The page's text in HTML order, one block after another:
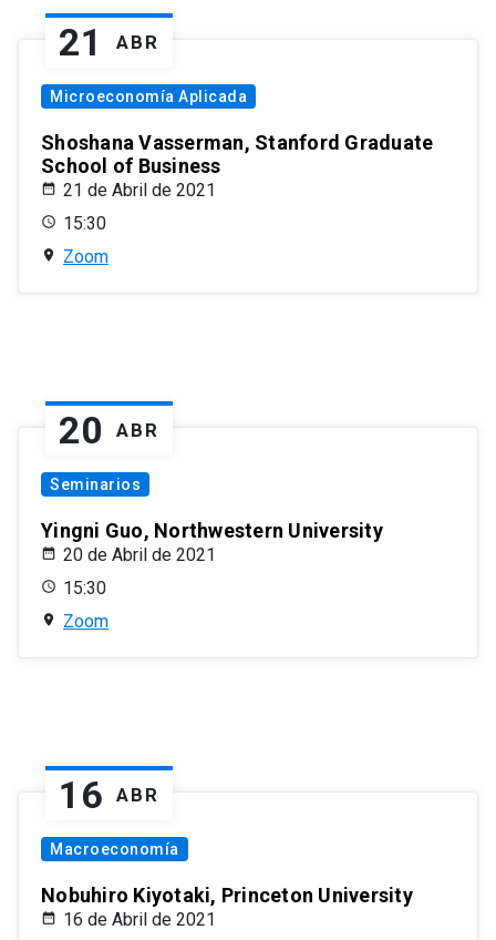
21 ABR
Microeconomía Aplicada
Shoshana Vasserman, Stanford Graduate
School of Business
21 de Abril de 2021
15:30
Zoom
20 ABR
Seminarios
Yingni Guo, Northwestern University
20 de Abril de 2021
15:30
Zoom
16 ABR
Macroeconomía
Nobuhiro Kiyotaki, Princeton University
16 de Abril de 2021